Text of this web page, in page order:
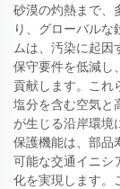
砂漠の灼熱まで、
り、グローバル
ムは、汚染に起因
保守要件を低減し
貢献します。これ
塩分を含む空気と
が生じる沿岸環境
保護機能は、部品
可能な交通イニシ
化を実現します。